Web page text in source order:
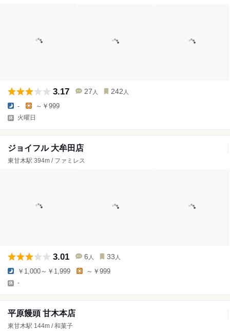
3.17 27 人 242 人
- ～￥999
火曜日
ジョイフル 大牟田店
東甘木駅 394m / ファミレス
3.01 6 人 33 人
￥1,000～￥1,999 ～￥999
-
平原饅頭 甘木本店
東甘木駅 144m / 和菓子